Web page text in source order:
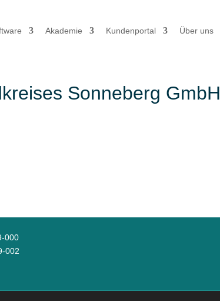
Akademie Kundenportal Über uns
Sonneberg GmbH
000
002